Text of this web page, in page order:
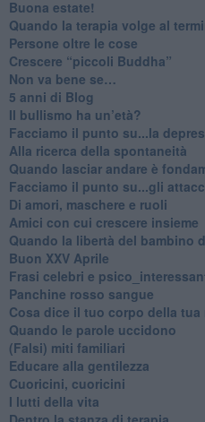
Buona estate!
​Quando la terapia volge al
​Persone oltre le cose
​Crescere “piccoli Buddha”
Non va bene se…
​5 anni di Blog
​Il bullismo ha un’età?
Facciamo il punto su...la
​Alla ricerca della spontaneità
​Quando lasciar andare è
Facciamo il punto su...gli
Di amori, maschere e ruoli
​Amici con cui crescere insieme
​Quando la libertà del bambino
Buon XXV Aprile
​Frasi celebri e
​Panchine rosso sangue
​Cosa dice il tuo corpo della tua
​Quando le parole uccidono
​(Falsi) miti familiari
​Educare alla gentilezza
​Cuoricini, cuoricini
I lutti della vita